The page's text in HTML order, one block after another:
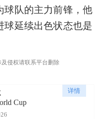
球队的主力前锋，他
球延续出色状态也是
侵权请联系平台删除
详情
Cup